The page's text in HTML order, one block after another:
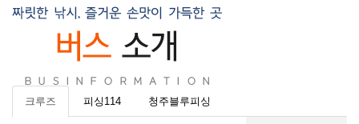
크루즈 피싱114 청주블루피싱